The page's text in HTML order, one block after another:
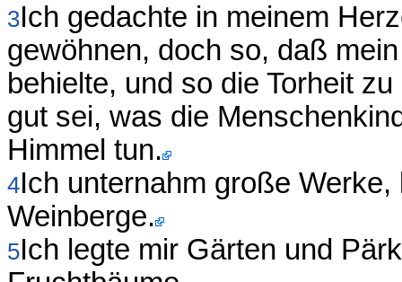
3Ich gedachte in meinem
gewöhnen, doch so, daß
behielte, und so die Torheit
gut sei, was die
Himmel tun.
4Ich unternahm große
Weinberge.
5Ich legte mir Gärten und